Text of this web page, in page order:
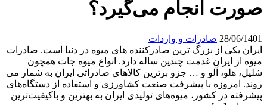
صورت انجام می‌گیرد؟
28/06/1401 صادرات و واردات
ایران یکی از بزرگ ترین صادرکننده های میوه در دنیا است. صادرات
میوه از ایران غدمت چندین ساله دارد. انواع میوه جات همچون
شلیل، هلو، آلو و … جزو برترین کالاهای صادراتی ایران به شمار می
روند. امروزه با پیشرفت صنعت کشاورزی و استفاده از دستگاه‌های
پیشرفته در کشور، میوه‌های تولیدی ایران به بهترین و باکیفیت‌ترین